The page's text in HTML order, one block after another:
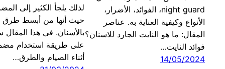
night guard، الفوائد، الأضرار،
الأنواع وكيفية العناية به. عناصر
المقال: ما هو النايت الجارد للاسنان؟
فوائد النايت…
14/05/2024
لذلك يلجأ الكثير إلى
حيث أنها من أبسط طرق
بالأسنان. في هذا
على طريقة استخدام
أثناء الصيام والطرق…